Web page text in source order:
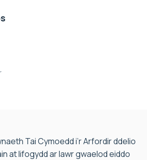
Tai Cymoedd i’r Arfordir ddelio
at lifogydd ar lawr gwaelod eiddo